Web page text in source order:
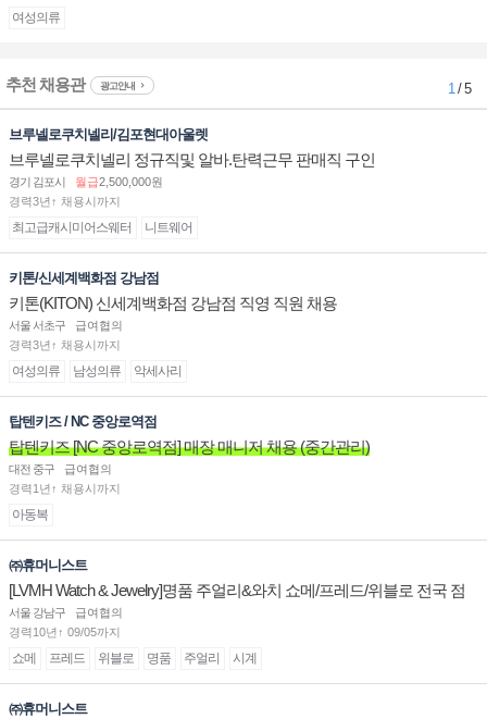
여성의류
추천 채용관 광고안내 1/ 5
브루넬로쿠치넬리/김포현대아울렛
브루넬로쿠치넬리 정규직및 알바.탄력근무 판매직 구인
경기 김포시 월급2,500,000원
경력3년↑ 채용시까지
최고급캐시미어스웨터 니트웨어
키톤/신세계백화점 강남점
키톤(KITON) 신세계백화점 강남점 직영 직원 채용
서울 서초구
급여협의
경력3년↑ 채용시까지
여성의류 남성의류 악세사리
탑텐키즈 / NC 중앙로역점
탑텐키즈 [NC 중앙로역점] 매장 매니저 채용 (중간관리)
대전 중구
급여협의
경력1년↑ 채용시까지
아동복
㈜휴머니스트
[LVMH Watch & Jewelry]명품 주얼리&와치 쇼메/프레드/위블로 전국 점
장/부점장/판매사원 채용
서울 강남구
급여협의
경력10년↑ 09/05까지
쇼메 프레드 위블로 명품 주얼리 시계
㈜휴머니스트